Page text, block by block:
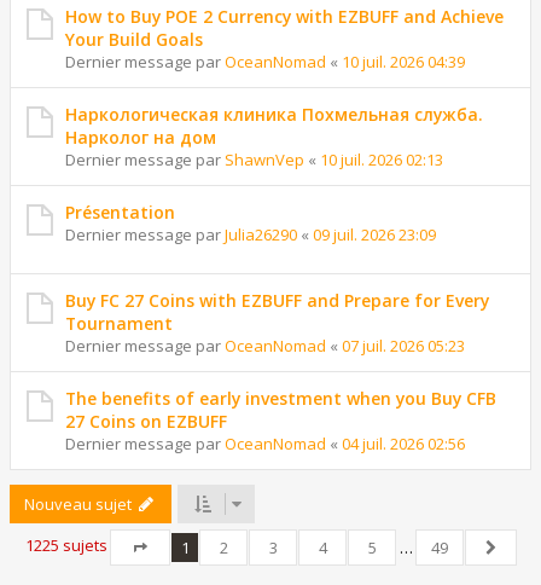
How to Buy POE 2 Currency with EZBUFF and Achieve
Your Build Goals
Dernier message parOceanNomad « 10 juil. 2026 04:39
Наркологическая клиника Похмельная служба.
Нарколог на дом
Dernier message par ShawnVep « 10 juil. 2026 02:13
Présentation
Dernier message parJulia26290 « 09 juil. 2026 23:09
Buy FC 27 Coins with EZBUFF and Prepare for Every
Tournament
Dernier message parOceanNomad « 07 juil. 2026 05:23
The benefits of early investment when you Buy CFB
27 Coins on EZBUFF
Dernier message parOceanNomad « 04 juil. 2026 02:56
Nouveau sujet
1225 sujets
Page
sur49
1 2 3 4 5 …
49
Suivant